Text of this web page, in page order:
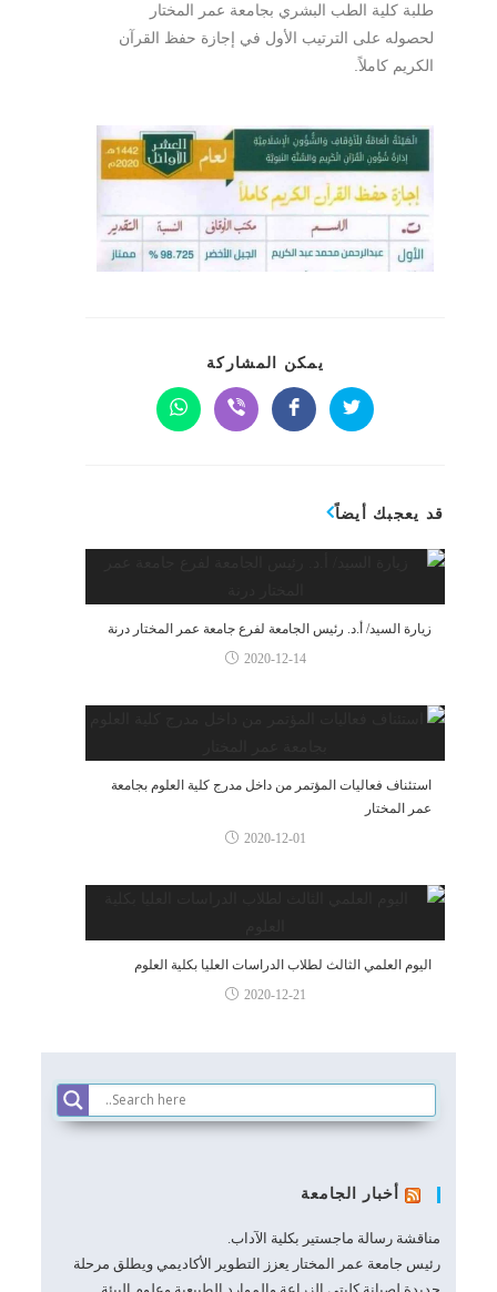
طلبة كلية الطب البشري بجامعة عمر المختار
لحصوله على الترتيب الأول في إجازة حفظ القرآن
الكريم كاملاً.
يمكن المشاركة
قد يعجبك أيضاً
زيارة السيد/ أ.د. رئيس الجامعة لفرع جامعة عمر المختار درنة
2020-12-14
استئناف فعاليات المؤتمر من داخل مدرج كلية العلوم بجامعة
عمر المختار
2020-12-01
اليوم العلمي الثالث لطلاب الدراسات العليا بكلية العلوم
2020-12-21
أخبار الجامعة
مناقشة رسالة ماجستير بكلية الآداب.
رئيس جامعة عمر المختار يعزز التطوير الأكاديمي ويطلق مرحلة